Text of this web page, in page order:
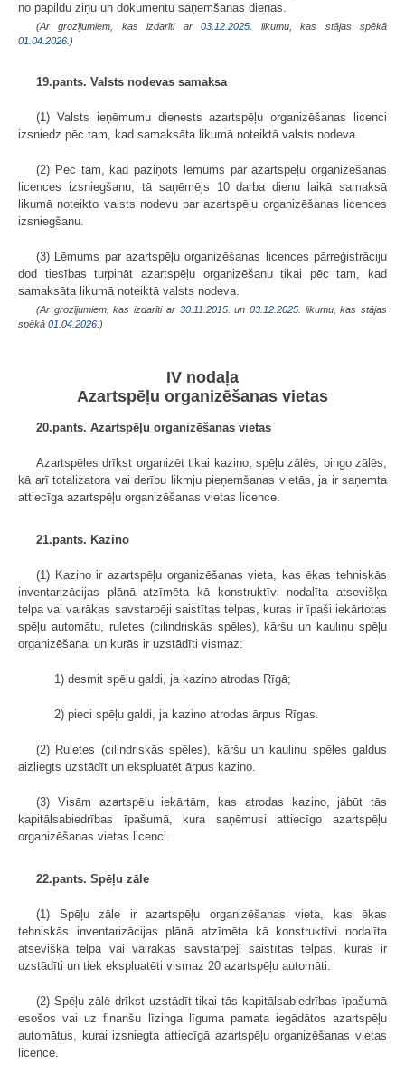
no papildu ziņu un dokumentu saņemšanas dienas.
(Ar grozījumiem, kas izdarīti ar03.12.2025 . likumu, kas stājas spēkā
01.04.2026. )
19.pants. Valsts nodevas samaksa
(1) Valsts ieņēmumu dienests azartspēļu organizēšanas licenci
izsniedz pēc tam, kad samaksāta likumā noteiktā valsts nodeva.
(2) Pēc tam, kad paziņots lēmums par azartspēļu organizēšanas
licences izsniegšanu, tā saņēmējs 10 darba dienu laikā samaksā
likumā noteikto valsts nodevu par azartspēļu organizēšanas licences
izsniegšanu.
(3) Lēmums par azartspēļu organizēšanas licences pārreģistrāciju
dod tiesības turpināt azartspēļu organizēšanu tikai pēc tam, kad
samaksāta likumā noteiktā valsts nodeva.
(Ar grozījumiem, kas izdarīti ar 30.11.2015. un 03.12.2025. likumu, kas stājas
spēkā 01.04.2026. )
IV nodaļa
Azartspēļu organizēšanas vietas
20.pants. Azartspēļu organizēšanas vietas
Azartspēles drīkst organizēt tikai kazino, spēļu zālēs, bingo zālēs,
kā arī totalizatora vai derību likmju pieņemšanas vietās, ja ir saņemta
attiecīga azartspēļu organizēšanas vietas licence.
21.pants. Kazino
(1) Kazino ir azartspēļu organizēšanas vieta, kas ēkas tehniskās
inventarizācijas plānā atzīmēta kā konstruktīvi nodalīta atsevišķa
telpa vai vairākas savstarpēji saistītas telpas, kuras ir īpaši iekārtotas
spēļu automātu, ruletes (cilindriskās spēles), kāršu un kauliņu spēļu
organizēšanai un kurās ir uzstādīti vismaz:
1) desmit spēļu galdi, ja kazino atrodas Rīgā;
2) pieci spēļu galdi, ja kazino atrodas ārpus Rīgas.
(2) Ruletes (cilindriskās spēles), kāršu un kauliņu spēles galdus
aizliegts uzstādīt un ekspluatēt ārpus kazino.
(3) Visām azartspēļu iekārtām, kas atrodas kazino, jābūt tās
kapitālsabiedrības īpašumā, kura saņēmusi attiecīgo azartspēļu
organizēšanas vietas licenci.
22.pants. Spēļu zāle
(1) Spēļu zāle ir azartspēļu organizēšanas vieta, kas ēkas
tehniskās inventarizācijas plānā atzīmēta kā konstruktīvi nodalīta
atsevišķa telpa vai vairākas savstarpēji saistītas telpas, kurās ir
uzstādīti un tiek ekspluatēti vismaz 20 azartspēļu automāti.
(2) Spēļu zālē drīkst uzstādīt tikai tās kapitālsabiedrības īpašumā
esošos vai uz finanšu līzinga līguma pamata iegādātos azartspēļu
automātus, kurai izsniegta attiecīgā azartspēļu organizēšanas vietas
licence.